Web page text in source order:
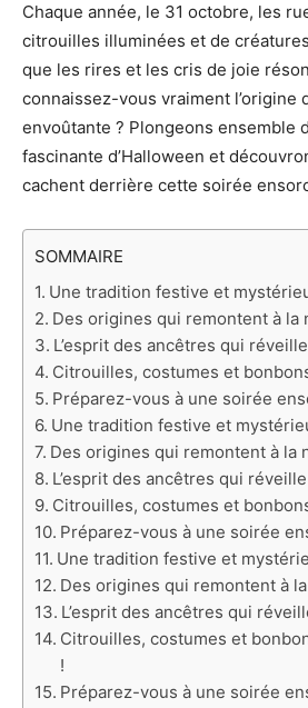
Chaque année, le 31 octobre, les
citrouilles illuminées et de
que les rires et les cris de joie
connaissez-vous vraiment l’origine
envoûtante ? Plongeons ensemble
fascinante d’Halloween et
cachent derrière cette soirée
SOMMAIRE
Une tradition festive et
Des origines qui remontent à la
L’esprit des ancêtres qui
Citrouilles, costumes et
Préparez-vous à une soirée
Une tradition festive et
Des origines qui remontent à la
L’esprit des ancêtres qui
Citrouilles, costumes et
Préparez-vous à une soirée
Une tradition festive et
Des origines qui remontent à
L’esprit des ancêtres qui
Citrouilles, costumes et
!
Préparez-vous à une soirée